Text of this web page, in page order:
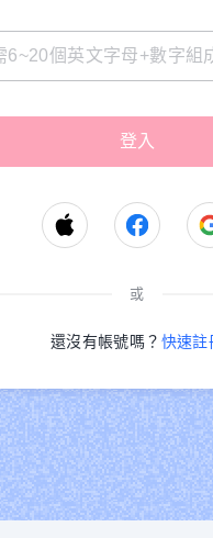
或
還沒有帳號嗎？ 快速註